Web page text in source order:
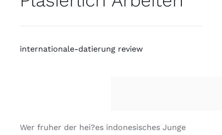
internationale-datierung review
Wer fruher der hei?es indonesisches Junge